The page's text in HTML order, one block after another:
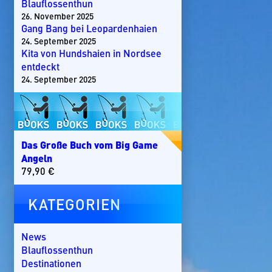
Blauflossenthun
26. November 2025
Gang Bang bei Leopardenhaien
24. September 2025
Kita von Hundshaien in Nordsee
entdeckt
24. September 2025
Das Große Buch vom Big Game
Angeln
79,90 €
KATEGORIEN
News
Blauflossenthun
Destinationen